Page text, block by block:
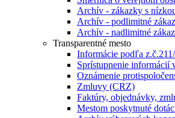
Archív - zákazky s
Archív - podlimitné
Archív - nadlimitné
Transparentné mesto
Informácie podľa
Sprístupnenie informácií
Oznámenie
Zmluvy (CRZ)
Faktúry, objednávky,
Mestom poskytnuté